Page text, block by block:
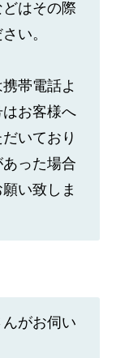
はその際
い。
帯電話よ
お客様へ
いており
った場合
い致しま
がお伺い